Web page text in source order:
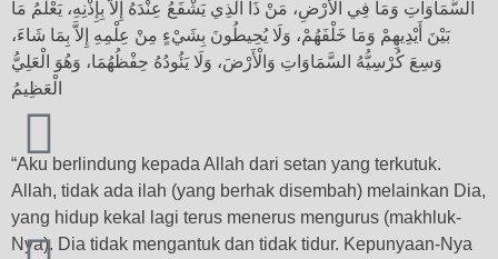
السَّمَاوَاتِ وَمَا فِي الْأَرْضِ، مَنْ ذَا الَّذِي يَشْفَعُ عِنْدَهُ إِلاَّ بِإِذْنِهِ، يَعْلَمُ مَا
بَيْنَ أَيْدِيهِمْ وَمَا خَلْفَهُمْ، وَلَا يُحِيطُونَ بِشَيْءٍ مِنْ عِلْمِهِ إِلاَّ بِمَا شَاءَ،
وَسِعَ كُرْسِيُّهُ السَّمَاوَاتِ وَالْأَرْضَ، وَلَا يَئُودُهُ حِفْظُهُمَا، وَهُوَ الْعَلِيُّ
الْعَظِيمُ
“Aku berlindung kepada Allah dari setan yang terkutuk.
Allah, tidak ada ilah (yang berhak disembah) melainkan Dia,
yang hidup kekal lagi terus menerus mengurus (makhluk-
Nya). Dia tidak mengantuk dan tidak tidur. Kepunyaan-Nya